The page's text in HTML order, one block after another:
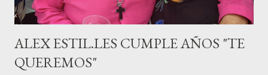
ALEX ESTIL.LES CUMPLE AÑOS "TE
QUEREMOS"